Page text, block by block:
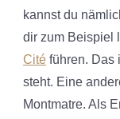
kannst du
dir zum Beispiel
Cité führen. Das
steht. Eine
Montmatre. Als